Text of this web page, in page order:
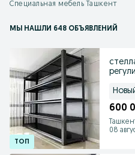
Специальная мебель Ташкент
МЫ НАШЛИ 648 ОБЪЯВЛЕНИЙ
600
08